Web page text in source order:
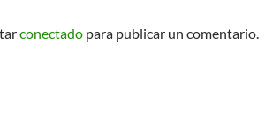
conectado para publicar un comentario.